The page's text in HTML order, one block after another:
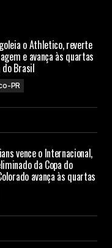
o Athletico, reverte
e avança às quartas
do Brasil
PR
vence o Internacional,
da Copa do
avança às quartas